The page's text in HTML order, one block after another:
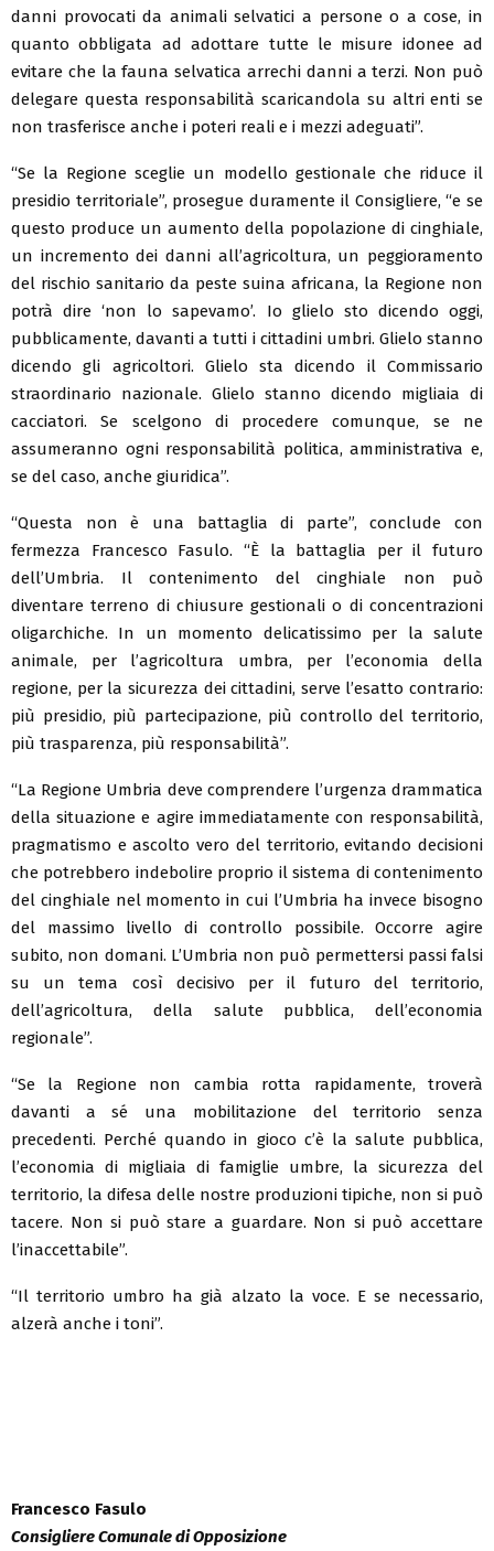
danni provocati da animali selvatici a persone o a cose, in
quanto obbligata ad adottare tutte le misure idonee ad
evitare che la fauna selvatica arrechi danni a terzi. Non può
delegare questa responsabilità scaricandola su altri enti se
non trasferisce anche i poteri reali e i mezzi adeguati”.
“Se la Regione sceglie un modello gestionale che riduce il
presidio territoriale”, prosegue duramente il Consigliere, “e se
questo produce un aumento della popolazione di cinghiale,
un incremento dei danni all’agricoltura, un peggioramento
del rischio sanitario da peste suina africana, la Regione non
potrà dire ‘non lo sapevamo’. Io glielo sto dicendo oggi,
pubblicamente, davanti a tutti i cittadini umbri. Glielo stanno
dicendo gli agricoltori. Glielo sta dicendo il Commissario
straordinario nazionale. Glielo stanno dicendo migliaia di
cacciatori. Se scelgono di procedere comunque, se ne
assumeranno ogni responsabilità politica, amministrativa e,
se del caso, anche giuridica”.
“Questa non è una battaglia di parte”, conclude con
fermezza Francesco Fasulo. “È la battaglia per il futuro
dell’Umbria. Il contenimento del cinghiale non può
diventare terreno di chiusure gestionali o di concentrazioni
oligarchiche. In un momento delicatissimo per la salute
animale, per l’agricoltura umbra, per l’economia della
regione, per la sicurezza dei cittadini, serve l’esatto contrario:
più presidio, più partecipazione, più controllo del territorio,
più trasparenza, più responsabilità”.
“La Regione Umbria deve comprendere l’urgenza drammatica
della situazione e agire immediatamente con responsabilità,
pragmatismo e ascolto vero del territorio, evitando decisioni
che potrebbero indebolire proprio il sistema di contenimento
del cinghiale nel momento in cui l’Umbria ha invece bisogno
del massimo livello di controllo possibile. Occorre agire
subito, non domani. L’Umbria non può permettersi passi falsi
su un tema così decisivo per il futuro del territorio,
dell’agricoltura, della salute pubblica, dell’economia
regionale”.
“Se la Regione non cambia rotta rapidamente, troverà
davanti a sé una mobilitazione del territorio senza
precedenti. Perché quando in gioco c’è la salute pubblica,
l’economia di migliaia di famiglie umbre, la sicurezza del
territorio, la difesa delle nostre produzioni tipiche, non si può
tacere. Non si può stare a guardare. Non si può accettare
l’inaccettabile”.
“Il territorio umbro ha già alzato la voce. E se necessario,
alzerà anche i toni”.
Francesco Fasulo
Consigliere Comunale di Opposizione